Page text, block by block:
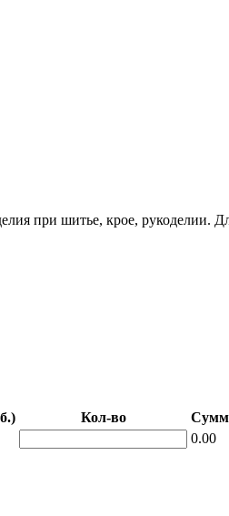
при шитье, крое, рукоделии.
Кол-во
0.00